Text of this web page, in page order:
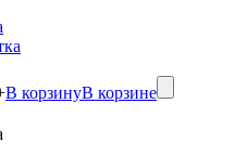
В корзинуВ корзине